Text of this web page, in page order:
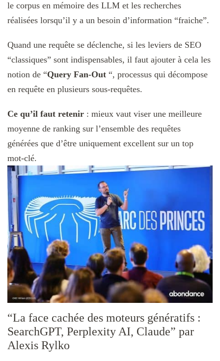
le corpus en mémoire des LLM et les recherches
réalisées lorsqu’il y a un besoin d’information “fraiche”.
Quand une requête se déclenche, si les leviers de SEO
“classiques” sont indispensables, il faut ajouter à cela les
notion de “Query Fan-Out “, processus qui décompose
en requête en plusieurs sous-requêtes.
Ce qu’il faut retenir : mieux vaut viser une meilleure
moyenne de ranking sur l’ensemble des requêtes
générées que d’être uniquement excellent sur un top
mot‑clé.
“La face cachée des moteurs génératifs :
SearchGPT, Perplexity AI, Claude” par
Alexis Rylko